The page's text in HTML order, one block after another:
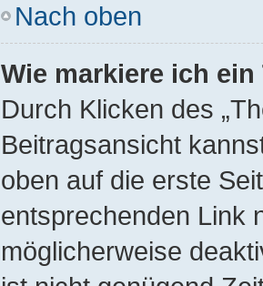
Nach oben
Wie markiere ich
Durch Klicken des
Beitragsansicht
oben auf die erste
entsprechenden Link
möglicherweise